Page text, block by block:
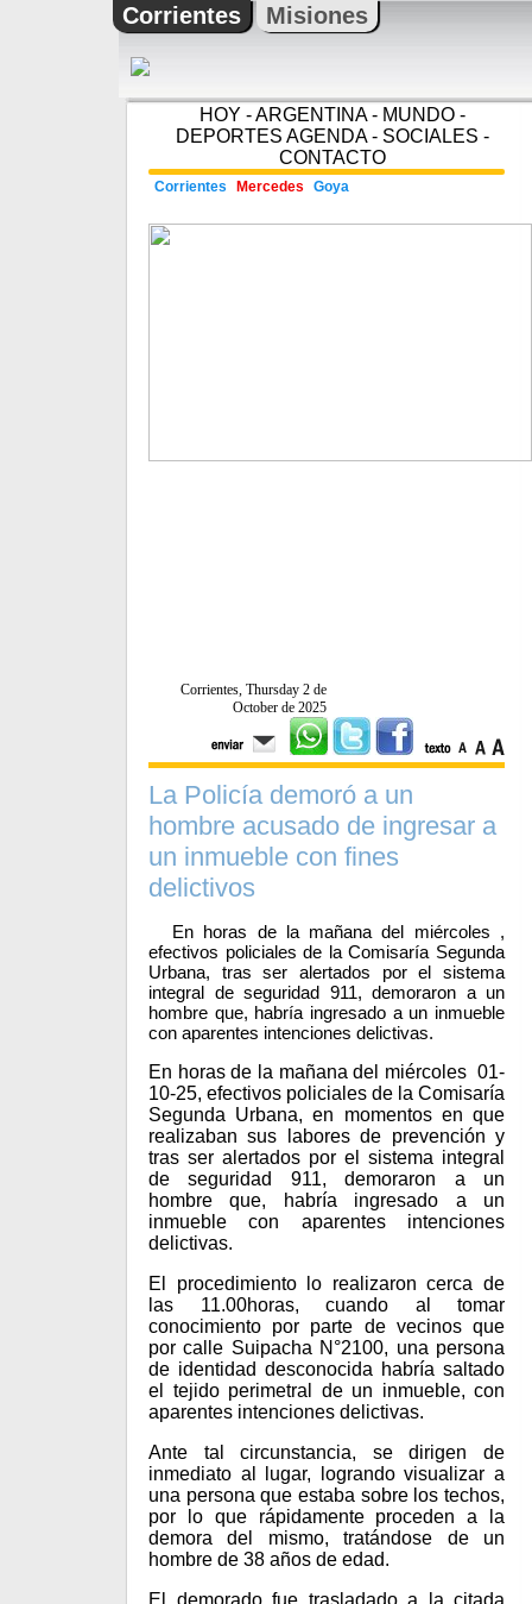
Corrientes Misiones
HOY -ARGENTINA- MUNDO -
DEPORTES AGENDA- SOCIALES -
CONTACTO
Corrientes Mercedes Goya
Corrientes, Thursday 2 de
October de 2025
La Policía demoró a un
hombre acusado de ingresar a
un inmueble con fines
delictivos
En horas de la mañana del miércoles ,
efectivos policiales de la Comisaría Segunda
Urbana, tras ser alertados por el sistema
integral de seguridad 911, demoraron a un
hombre que, habría ingresado a un inmueble
con aparentes intenciones delictivas.
En horas de la mañana del miércoles 01-
10-25, efectivos policiales de la Comisaría
Segunda Urbana, en momentos en que
realizaban sus labores de prevención y
tras ser alertados por el sistema integral
de seguridad 911, demoraron a un
hombre que, habría ingresado a un
inmueble con aparentes intenciones
delictivas.
El procedimiento lo realizaron cerca de
las 11.00horas, cuando al tomar
conocimiento por parte de vecinos que
por calle Suipacha N°2100, una persona
de identidad desconocida habría saltado
el tejido perimetral de un inmueble, con
aparentes intenciones delictivas.
Ante tal circunstancia, se dirigen de
inmediato al lugar, logrando visualizar a
una persona que estaba sobre los techos,
por lo que rápidamente proceden a la
demora del mismo, tratándose de un
hombre de 38 años de edad.
El demorado fue trasladado a la citada